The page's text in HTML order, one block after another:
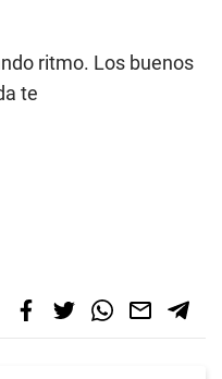
ritmo. Los buenos
te